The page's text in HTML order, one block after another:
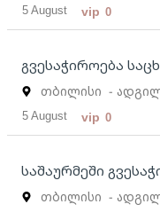
5 August vip 0
გვესაჭიროება
თბილისი -
5 August vip 0
საშაურმეში
თბილისი -